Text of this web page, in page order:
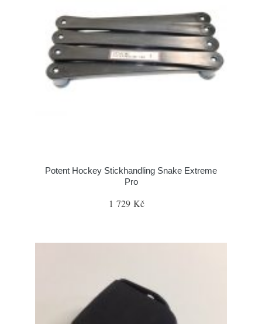
Potent Hockey Stickhandling Snake Extreme
Pro
1 729 Kč